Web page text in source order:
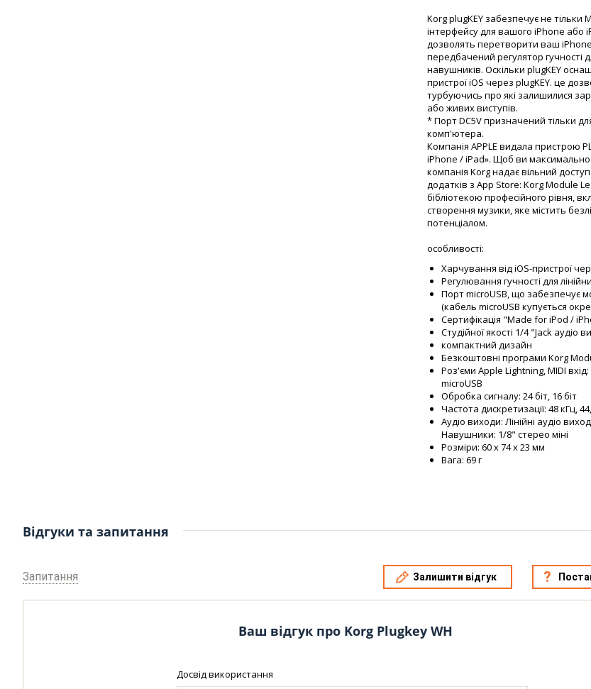
Korg plugKEY забезпечує не тільки
інтерфейсу для вашого iPhone або
дозволять перетворити ваш
передбачений регулятор гучності
навушників. Оскільки plugKEY
пристрої iOS через plugKEY. це
турбуючись про які залишилися
або живих виступів.
* Порт DC5V призначений тільки
комп'ютера.
Компанія APPLE видала пристрою
iPhone / iPad». Щоб ви максимально
компанія Korg надає вільний
додатків з App Store: Korg Module
бібліотекою професійного рівня,
створення музики, яке містить
потенціалом.
особливості:
Харчування від iOS-пристрої
Регулювання гучності для
Порт microUSB, що забезпечує
(кабель microUSB купується
Сертифікація "Made for iPod /
Студійної якості 1/4 "Jack аудіо
компактний дизайн
Безкоштовні програми Korg
Роз'єми Apple Lightning, MIDI
microUSB
Обробка сигналу: 24 біт, 16 біт
Частота дискретизації: 48 кГц,
Аудіо виходи: Лінійні аудіо
Навушники: 1/8" стерео міні
Розміри: 60 x 74 x 23 мм
Вага: 69 г
Відгуки та запитання
Запитання Залишити відгук
Ваш відгук про Korg Plugkey WH
Досвід використання